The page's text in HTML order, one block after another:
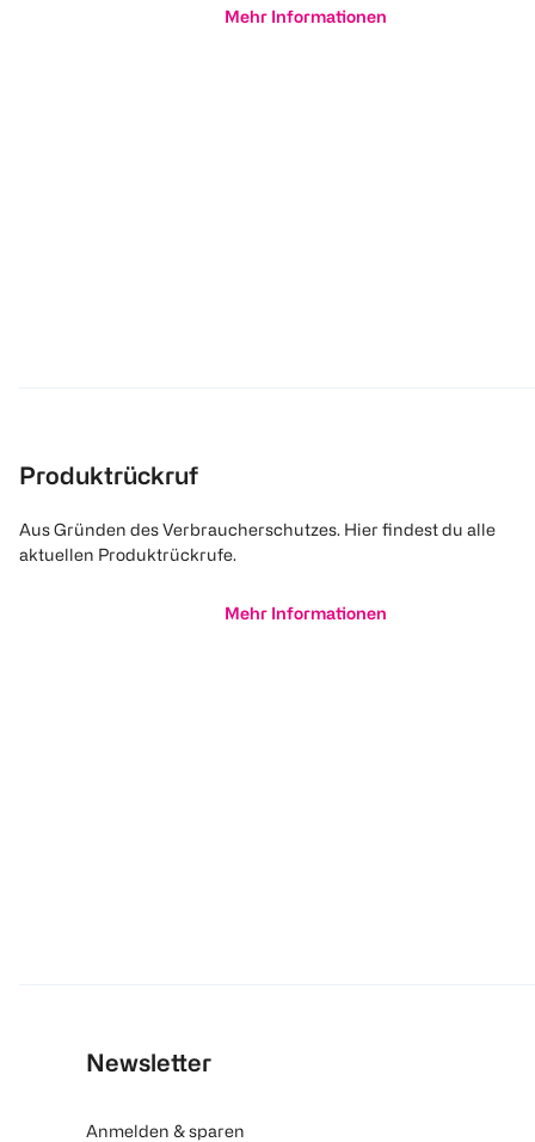
Mehr Informationen
Produktrückruf
Aus Gründen des Verbraucherschutzes. Hier findest du alle
aktuellen Produktrückrufe.
Mehr Informationen
Newsletter
Anmelden & sparen